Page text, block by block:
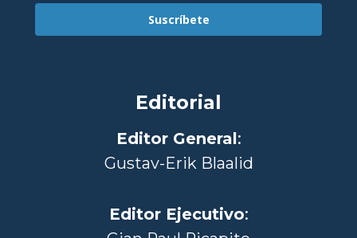
Suscríbete
Editorial
Editor General:
Gustav-Erik Blaalid
Editor Ejecutivo: